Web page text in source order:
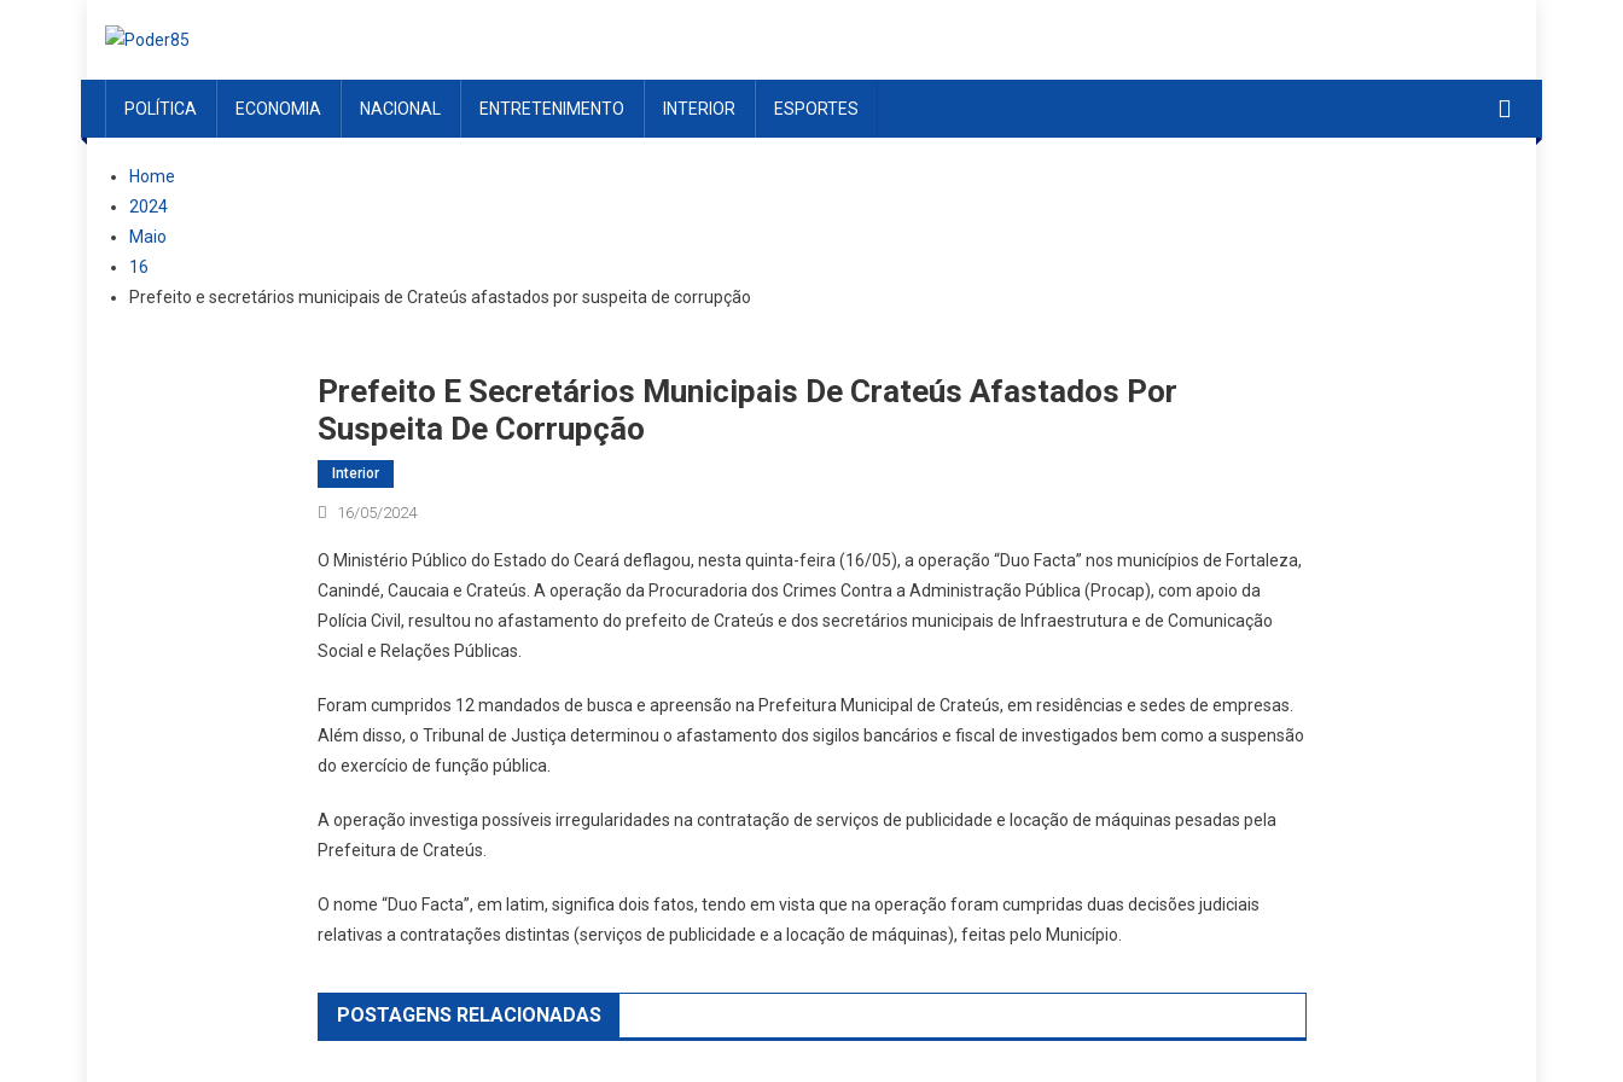
POLÍTICA
ECONOMIA NACIONAL ENTRETENIMENTO INTERIOR ESPORTES
Home
2024
Maio
16
Prefeito e secretários municipais de Crateús afastados por suspeita de corrupção
Prefeito E Secretários Municipais De Crateús Afastados Por
Suspeita De Corrupção
Interior
16/05/2024
O Ministério Público do Estado do Ceará deflagou, nesta quinta-feira (16/05), a operação “Duo Facta” nos municípios de Fortaleza,
Canindé, Caucaia e Crateús. A operação da Procuradoria dos Crimes Contra a Administração Pública (Procap), com apoio da
Polícia Civil, resultou no afastamento do prefeito de Crateús e dos secretários municipais de Infraestrutura e de Comunicação
Social e Relações Públicas.
Foram cumpridos 12 mandados de busca e apreensão na Prefeitura Municipal de Crateús, em residências e sedes de empresas.
Além disso, o Tribunal de Justiça determinou o afastamento dos sigilos bancários e fiscal de investigados bem como a suspensão
do exercício de função pública.
A operação investiga possíveis irregularidades na contratação de serviços de publicidade e locação de máquinas pesadas pela
Prefeitura de Crateús.
O nome “Duo Facta”, em latim, significa dois fatos, tendo em vista que na operação foram cumpridas duas decisões judiciais
relativas a contratações distintas (serviços de publicidade e a locação de máquinas), feitas pelo Município.
POSTAGENS RELACIONADAS